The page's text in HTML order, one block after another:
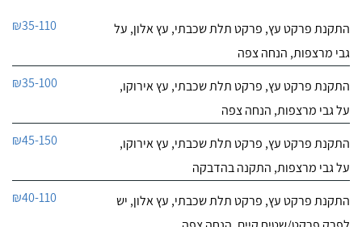
התקנת פרקט עץ, פרקט תלת שכבתי, עץ אלון, על
גבי מרצפות, הנחה צפה
₪35-110
התקנת פרקט עץ, פרקט תלת שכבתי, עץ אירוקו,
על גבי מרצפות, הנחה צפה
₪35-100
התקנת פרקט עץ, פרקט תלת שכבתי, עץ אירוקו,
על גבי מרצפות, התקנה בהדבקה
₪45-150
התקנת פרקט עץ, פרקט תלת שכבתי, עץ אלון, יש
₪40-110